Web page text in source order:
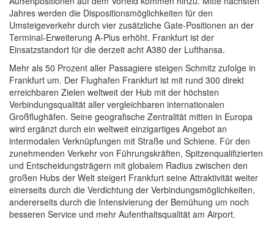
Jahres werden die Dispositionsmöglichkeiten für den
Umsteigeverkehr durch vier zusätzliche Gate-Positionen an der
Terminal-Erweiterung A-Plus erhöht. Frankfurt ist der
Einsatzstandort für die derzeit acht A380 der Lufthansa.
Mehr als 50 Prozent aller Passagiere steigen Schmitz zufolge in
Frankfurt um. Der Flughafen Frankfurt ist mit rund 300 direkt
erreichbaren Zielen weltweit der Hub mit der höchsten
Verbindungsqualität aller vergleichbaren internationalen
Großflughäfen. Seine geografische Zentralität mitten in Europa
wird ergänzt durch ein weltweit einzigartiges Angebot an
intermodalen Verknüpfungen mit Straße und Schiene. Für den
zunehmenden Verkehr von Führungskräften, Spitzenqualifizierten
und Entscheidungsträgern mit globalem Radius zwischen den
großen Hubs der Welt steigert Frankfurt seine Attraktivität weiter
einerseits durch die Verdichtung der Verbindungsmöglichkeiten,
andererseits durch die Intensivierung der Bemühung um noch
besseren Service und mehr Aufenthaltsqualität am Airport.